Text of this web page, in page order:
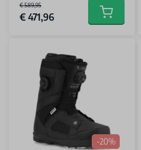
€ 589,95
€ 471,96 Add to cart
-20%